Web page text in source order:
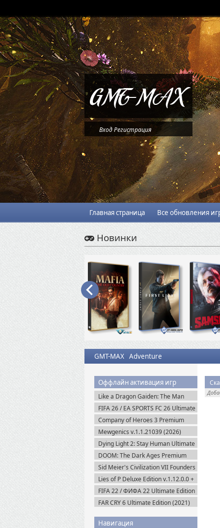
ВходРегистрация
Главная страница Все обновления
Новинки
GMT-MAX Adventure
Оффлайн активация игр
Like a Dragon Gaiden: The Man
Who Erased His Name (2023)
Steam-Rip
FIFA 26 / EA SPORTS FC 26 Ultimate
Edition (2025) EA-Rip
Company of Heroes 3 Premium
Edition (2023) RePack
Mewgenics v.1.1.21039 (2026)
Пиратка
Dying Light 2: Stay Human Ultimate
Edition v.1.29.0 + Все DLC (2022)
Пиратка
DOOM: The Dark Ages Premium
Edition + Все DLC (2025) Пиратка
Sid Meier's Civilization VII Founders
Edition (2025) Steam-Rip
Lies of P Deluxe Edition v.1.12.0.0 +
Все DLC (2023) Пиратка
FIFA 22 / ФИФА 22 Ultimate Edition
(2021) RePack
FAR CRY 6 Ultimate Edition (2021)
Навигация